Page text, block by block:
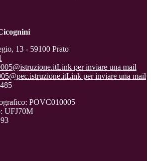
13 - 59100 Prato
Link per inviare una mail
Link per inviare una mail
POVC010005
UFJ70M